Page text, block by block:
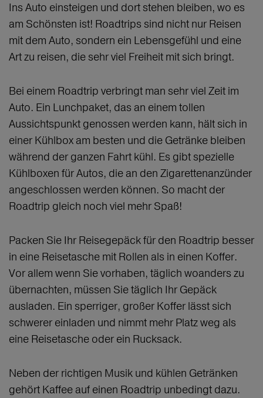
Ins Auto einsteigen und dort stehen bleiben, wo es
am Schönsten ist! Roadtrips sind nicht nur Reisen
mit dem Auto, sondern ein Lebensgefühl und eine
Art zu reisen, die sehr viel Freiheit mit sich bringt.
Bei einem Roadtrip verbringt man sehr viel Zeit im
Auto. Ein Lunchpaket, das an einem tollen
Aussichtspunkt genossen werden kann, hält sich in
einer Kühlbox am besten und die Getränke bleiben
während der ganzen Fahrt kühl. Es gibt spezielle
Kühlboxen für Autos, die an den Zigarettenanzünder
angeschlossen werden können. So macht der
Roadtrip gleich noch viel mehr Spaß!
Packen Sie Ihr Reisegepäck für den Roadtrip besser
in eine Reisetasche mit Rollen als in einen Koffer.
Vor allem wenn Sie vorhaben, täglich woanders zu
übernachten, müssen Sie täglich Ihr Gepäck
ausladen. Ein sperriger, großer Koffer lässt sich
schwerer einladen und nimmt mehr Platz weg als
eine Reisetasche oder ein Rucksack.
Neben der richtigen Musik und kühlen Getränken
gehört Kaffee auf einen Roadtrip unbedingt dazu.